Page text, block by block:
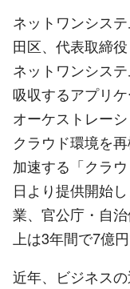
ネットワンシス
田区、代表取締
ネットワンシス
吸収するアプリ
オーケストレー
クラウド環境を
加速する「クラ
日より提供開始
業、官公庁・自
上は3年間で7億円
近年、ビジネス